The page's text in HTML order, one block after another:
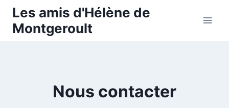
Aller
contenu
Les amis d'Hélène de
Montgeroult
Nous contacter